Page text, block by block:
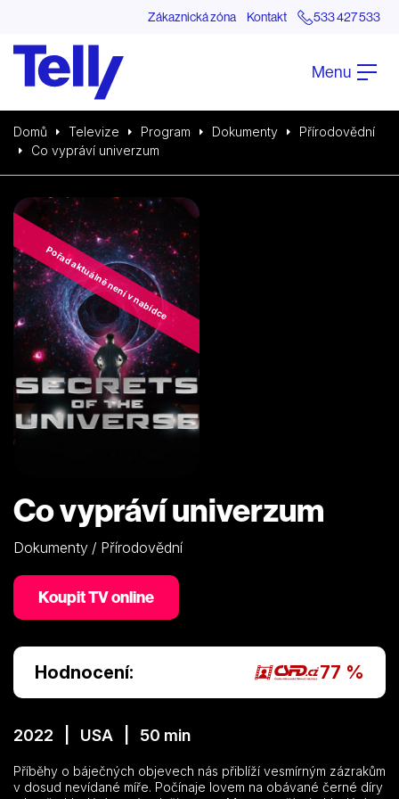
Zákaznická zóna Kontakt 533 427 533
Menu
Domů Televize Program Dokumenty
Přírodovědní
Co vypráví univerzum
Pořad aktuálně není v nabídce
Co vypráví univerzum
Dokumenty / Přírodovědní
Koupit TV online
Hodnocení: 77 %
2022 | USA | 50 min
Příběhy o báječných objevech nás přiblíží vesmírným zázrakům
v dosud nevídané míře. Počínaje lovem na obávané černé díry